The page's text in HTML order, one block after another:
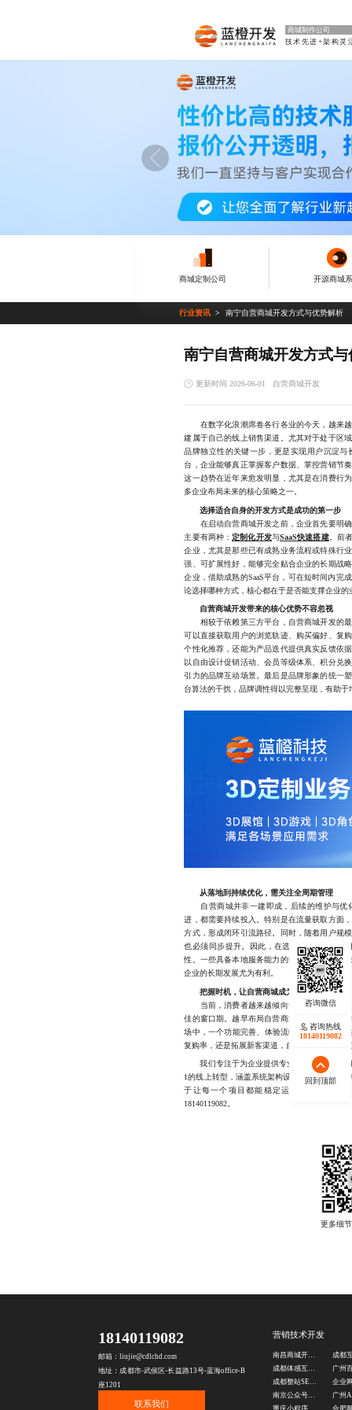
商城制作公司
技术先进+架构灵
商城定制公司 开源商城
行业资讯 南宁自营商城开发方式与优势解析
南宁自营商城开发方式
更新时间 2026-06-01 自营商城开发
在数字化浪潮席卷各行各业的今天，越来越
建属于自己的线上销售渠道。尤其对于处于区
品牌独立性的关键一步，更是实现用户沉淀
台，企业能够真正掌握客户数据、掌控营销节
这一趋势在近年来愈发明显，尤其是在消费行
多企业布局未来的核心策略之一。
选择适合自身的开发方式是成功的第一步
在启动自营商城开发之前，企业首先要明确
主要有两种：定制化开发与SaaS快速搭建。前
企业，尤其是那些已有成熟业务流程或特殊行
强、可扩展性好，能够完全贴合企业的长期战
企业，借助成熟的SaaS平台，可在短时间内完
论选择哪种方式，核心都在于是否能支撑企业的
自营商城开发带来的核心优势不容忽视
相较于依赖第三方平台，自营商城开发的最
可以直接获取用户的浏览轨迹、购买偏好、复
个性化推荐，还能为产品迭代提供真实反馈依
以自由设计促销活动、会员等级体系、积分兑
引力的品牌互动场景。最后是品牌形象的统一
台算法的干扰，品牌调性得以完整呈现，有助
从落地到持续优化，需关注全周期管理
自营商城并非一建即成，后续的维护与优
进，都需要持续投入。特别是在流量获取方面
方式，形成闭环引流路径。同时，随着用户规
也必须同步提升。因此，在选择开发方案时
性。一些具备本地服务能力的技术团队，往往
企业的长期发展尤为有利。
把握时机，让自营商城成为增长引擎
当前，消费者越来越倾向于信任可直接触达
佳的窗口期。越早布局自营商城，越能抢占用
场中，一个功能完善、体验流畅的自有商城，
复购率，还是拓展新客渠道，自营商城开发都
我们专注于为企业提供专业的自营商城开发
1的线上转型，涵盖系统架构设计、功能模块定
于让每一个项目都能稳定运行并持续创造
18140119082。
咨询热线
18140119082
回到顶部
18140119082
邮箱：liujie@cdlchd.com
地址：成都市-武侯区-长益路13号-蓝海office-B
座1201
联系我们
营销技术开发
南昌商城开发公司
成都体感互动游戏制作
成都整站SEO优化公司
企业
南京公众号定制公司